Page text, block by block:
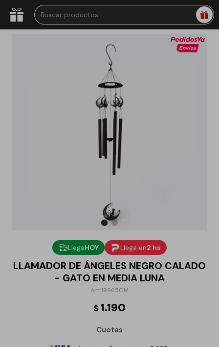
LlegaHOY Llega en2 hs
LLAMADOR DE ÁNGELES NEGRO CALADO
- GATO EN MEDIA LUNA
19965GM
$ 1.190
Cuotas